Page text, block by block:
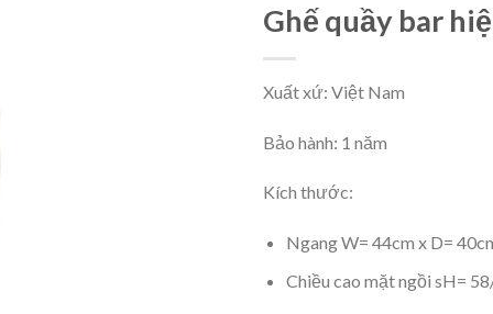
Ghế quầy bar
Xuất xứ: Việt Nam
Bảo hành: 1 năm
Kích thước:
Ngang W= 44cm x D=
Chiều cao mặt ngồi sH=